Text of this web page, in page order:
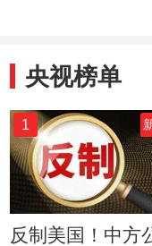
央视榜单
1
反制美国！中方